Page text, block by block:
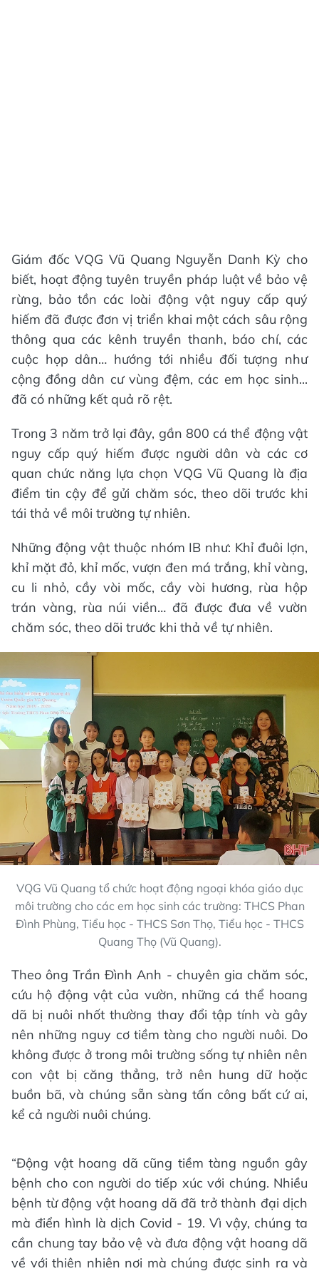
Giám đốc VQG Vũ Quang Nguyễn Danh Kỳ cho
biết, hoạt động tuyên truyền pháp luật về bảo vệ
rừng, bảo tồn các loài động vật nguy cấp quý
hiếm đã được đơn vị triển khai một cách sâu rộng
thông qua các kênh truyền thanh, báo chí, các
cuộc họp dân… hướng tới nhiều đối tượng như
cộng đồng dân cư vùng đệm, các em học sinh...
đã có những kết quả rõ rệt.
Trong 3 năm trở lại đây, gần 800 cá thể động vật
nguy cấp quý hiếm được người dân và các cơ
quan chức năng lựa chọn VQG Vũ Quang là địa
điểm tin cậy để gửi chăm sóc, theo dõi trước khi
tái thả về môi trường tự nhiên.
Những động vật thuộc nhóm IB như: Khỉ đuôi lợn,
khỉ mặt đỏ, khỉ mốc, vượn đen má trắng, khỉ vàng,
cu li nhỏ, cầy vòi mốc, cầy vòi hương, rùa hộp
trán vàng, rùa núi viền… đã được đưa về vườn
chăm sóc, theo dõi trước khi thả về tự nhiên.
VQG Vũ Quang tổ chức hoạt động ngoại khóa giáo dục
môi trường cho các em học sinh các trường: THCS Phan
Đình Phùng, Tiểu học - THCS Sơn Thọ, Tiểu học - THCS
Quang Thọ (Vũ Quang).
Theo ông Trần Đình Anh - chuyên gia chăm sóc,
cứu hộ động vật của vườn, những cá thể hoang
dã bị nuôi nhốt thường thay đổi tập tính và gây
nên những nguy cơ tiềm tàng cho người nuôi. Do
không được ở trong môi trường sống tự nhiên nên
con vật bị căng thẳng, trở nên hung dữ hoặc
buồn bã, và chúng sẵn sàng tấn công bất cứ ai,
kể cả người nuôi chúng.
“Động vật hoang dã cũng tiềm tàng nguồn gây
bệnh cho con người do tiếp xúc với chúng. Nhiều
bệnh từ động vật hoang dã đã trở thành đại dịch
mà điển hình là dịch Covid - 19. Vì vậy, chúng ta
cần chung tay bảo vệ và đưa động vật hoang dã
về với thiên nhiên nơi mà chúng được sinh ra và